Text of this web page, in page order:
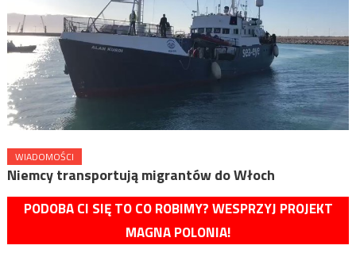
WIADOMOŚCI
Niemcy transportują migrantów do Włoch
PODOBA CI SIĘ TO CO ROBIMY? WESPRZYJ PROJEKT
MAGNA POLONIA!